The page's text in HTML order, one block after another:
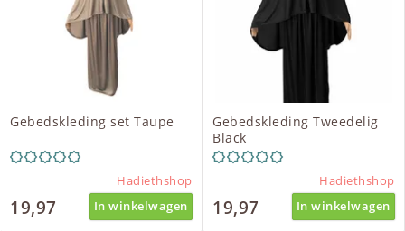
Gebedskleding set Taupe
Hadiethshop
19,97 In winkelwagen
Gebedskleding Tweedelig
Black
Hadiethshop
19,97 In winkelwagen